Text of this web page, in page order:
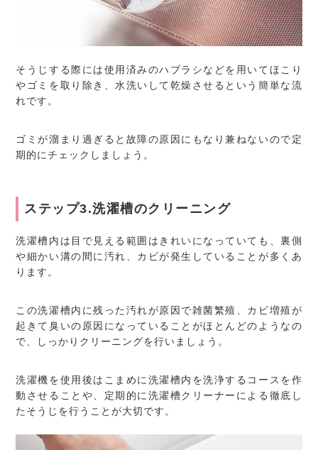
そうじする際には使用済みのハブラシなどを用いてほこり
やゴミを取り除き、水洗いして乾燥させるという簡単な流
れです。
ゴミが溜まり過ぎると故障の原因にもなり兼ねないので定
期的にチェックしましょう。
ステップ3.洗濯槽のクリーニング
洗濯槽内は目で見える範囲はきれいになっていても、裏側
や細かい溝の間に汚れ、カビが発生していることが多くあ
ります。
この洗濯槽内に残った汚れが原因で雑菌繁殖、カビ増殖が
起きて臭いの原因になっていることがほとんどのようなの
で、しっかりクリーニングを行いましょう。
洗濯機を使用後はこまめに洗濯槽内を洗浄するコースを作
動させることや、定期的に洗濯槽クリーナーによる徹底し
たそうじを行うことが大切です。